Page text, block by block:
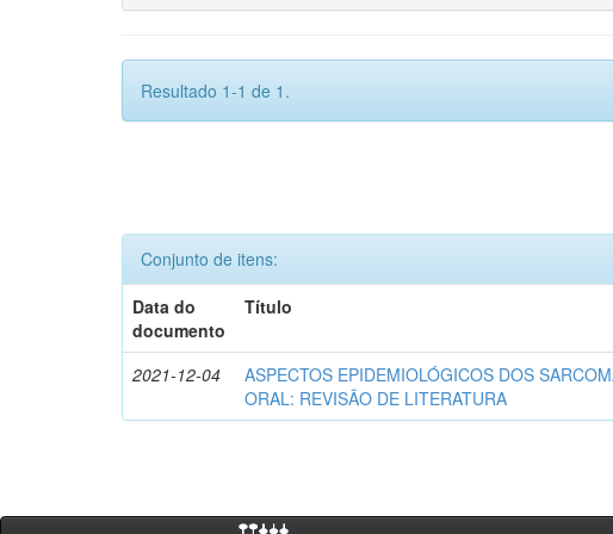
Resultado 1-1 de 1.
Conjunto de itens:
Data do
documento
Título
2021-12-04
ASPECTOS EPIDEMIOLÓGICOS DOS
ORAL: REVISÃO DE LITERATURA